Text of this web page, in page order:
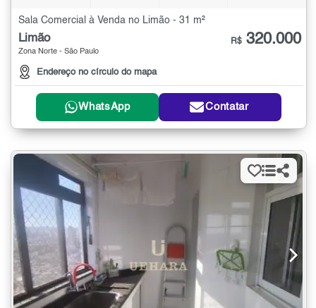
Sala Comercial à Venda no Limão - 31 m²
Limão
Zona Norte - São Paulo
Endereço no círculo do mapa
R$ 320.000
WhatsApp Contatar